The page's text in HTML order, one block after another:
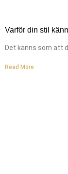
Varför din stil
Det känns som att
Read More